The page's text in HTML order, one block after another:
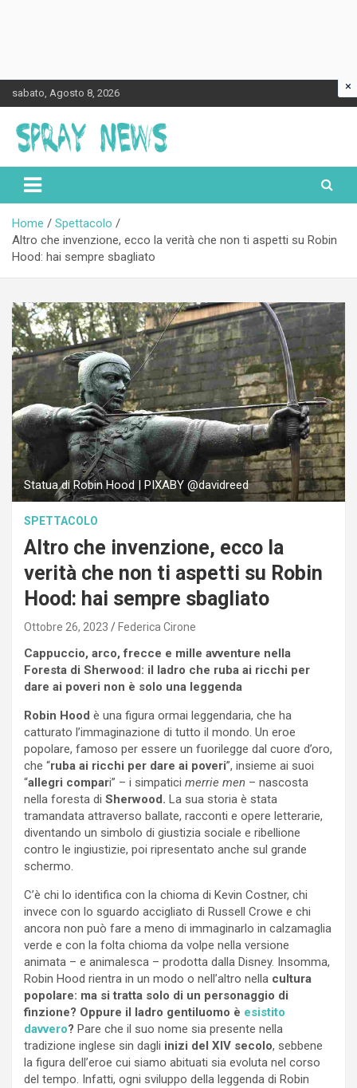
to
content
sabato, Agosto 8, 2026
Spraynews.it
Home
Spettacolo
Altro che invenzione, ecco la verità che non ti aspetti su Robin
Hood: hai sempre sbagliato
Statua di Robin Hood | PIXABY @davidreed
SPETTACOLO
Altro che invenzione, ecco la
verità che non ti aspetti su Robin
Hood: hai sempre sbagliato
Ottobre 26, 2023 Federica Cirone
Cappuccio, arco, frecce e mille avventure nella
Foresta di Sherwood: il ladro che ruba ai ricchi per
dare ai poveri non è solo una leggenda
Robin Hood è una figura ormai leggendaria, che ha
catturato l’immaginazione di tutto il mondo. Un eroe
popolare, famoso per essere un fuorilegge dal cuore d’oro,
che “ruba ai ricchi per dare ai poveri”, insieme ai suoi
“allegri compari” – i simpatici merrie men – nascosta
nella foresta di Sherwood. La sua storia è stata
tramandata attraverso ballate, racconti e opere letterarie,
diventando un simbolo di giustizia sociale e ribellione
contro le ingiustizie, poi ripresentato anche sul grande
schermo.
C’è chi lo identifica con la chioma di Kevin Costner, chi
invece con lo sguardo accigliato di Russell Crowe e chi
ancora non può fare a meno di immaginarlo in calzamaglia
verde e con la folta chioma da volpe nella versione
animata – e animalesca – prodotta dalla Disney. Insomma,
Robin Hood rientra in un modo o nell’altro nella cultura
popolare: ma si tratta solo di un personaggio di
finzione? Oppure il ladro gentiluomo è esistito
davvero? Pare che il suo nome sia presente nella
tradizione inglese sin dagli inizi del XIV secolo, sebbene
la figura dell’eroe cui siamo abituati sia evoluta nel corso
del tempo. Infatti, ogni sviluppo della leggenda di Robin
×